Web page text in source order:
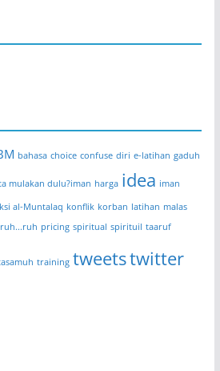
bahasa choice confuse diri e-latihan gaduh
mulakan dulu?iman harga idea iman
al-Muntalaq konflik korban latihan malas
pricing spiritual spirituil taaruf
training tweetstwitter